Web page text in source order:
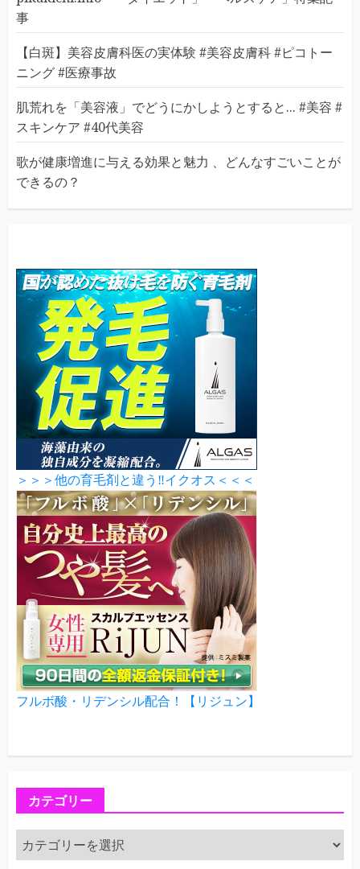
事
【白斑】美容皮膚科医の実体験 #美容皮膚科 #ピコトー
ニング #医療事故
肌荒れを「美容液」でどうにかしようとすると... #美容 #
スキンケア #40代美容
歌が健康増進に与える効果と魅力 、どんなすごいことが
できるの？
＞＞＞他の育毛剤と違う‼イクオス＜＜＜
フルボ酸・リデンシル配合！【リジュン】
カテゴリー
カ
テ